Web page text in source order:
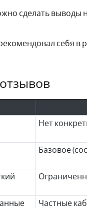
сделать выводы
себя в
Нет
Базовое
Частные